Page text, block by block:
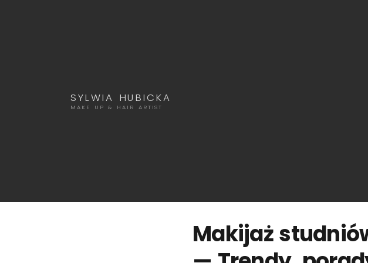
SYLWIA HUBICKA
MAKE UP & HAIR ARTIST
Makijaż